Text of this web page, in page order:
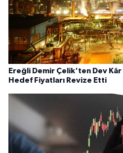
Ereğli Demir Çelik'ten Dev
Hedef Fiyatları Revize Etti